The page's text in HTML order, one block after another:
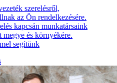
szerelésről,
az Ön rendelkezésére.
kapcsán munkatársaink
megye és környékére.
segítünk